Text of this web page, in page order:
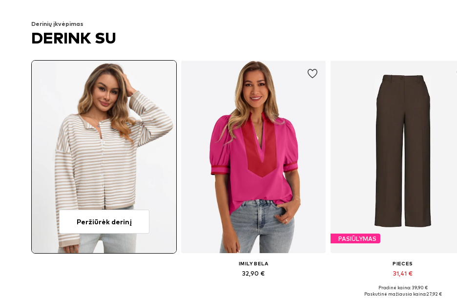
Derinių įkvėpimas
DERINK SU
Peržiūrėk derinį
IMILY BELA
32,90 €
PASIŪLYMAS
PIECES
31,41 €
Yra daugybė dydžių
Pradinė kaina: 39,90 €
Paskutinė mažiausia kaina:27,92 €